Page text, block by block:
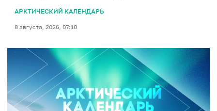
АРКТИЧЕСКИЙ КАЛЕНДАРЬ
8 августа, 2026, 07:10